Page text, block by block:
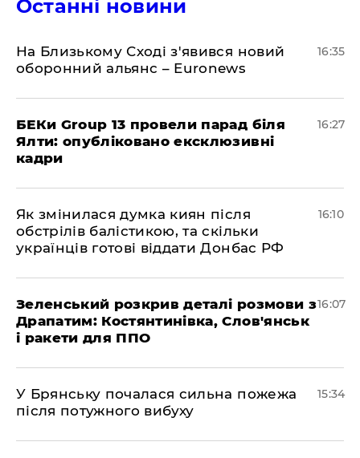
Останні новини
На Близькому Сході з'явився новий
оборонний альянс – Euronews
16:35
БЕКи Group 13 провели парад біля
Ялти: опубліковано ексклюзивні
кадри
16:27
Як змінилася думка киян після
обстрілів балістикою, та скільки
українців готові віддати Донбас РФ
16:10
Зеленський розкрив деталі розмови з
Драпатим: Костянтинівка, Слов'янськ
і ракети для ППО
16:07
У Брянську почалася сильна пожежа
після потужного вибуху
15:34